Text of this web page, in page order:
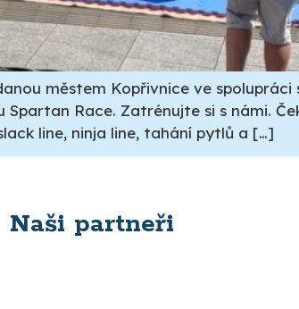
městem Kopřivnice ve spolupráci
Race. Zatrénujte si s námi.
line, ninja line, tahání pytlů a […]
Naši partneři